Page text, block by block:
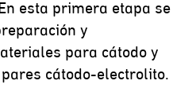
esta primera etapa se
y
para cátodo y
cátodo-electrolito.